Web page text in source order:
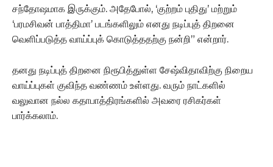
சந்தோஷமாக இருக்கும். அதேபோல், ‘குற்றம் புதிது’ மற்றும்
‘பரமசிவன் பாத்திமா’ படங்களிலும் எனது நடிப்புத் திறனை
வெளிப்படுத்த வாய்ப்புக் கொடுத்ததற்கு நன்றி” என்றார்.
தனது நடிப்புத் திறனை நிரூபித்துள்ள சேஷ்விதாவிற்கு நிறைய
வாய்ப்புகள் குவிந்த வண்ணம் உள்ளது. வரும் நாட்களில்
வலுவான நல்ல கதாபாத்திரங்களில் அவரை ரசிகர்கள்
பார்க்கலாம்.